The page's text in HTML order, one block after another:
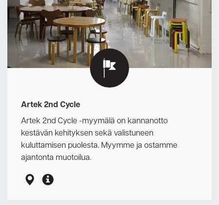
Artek 2nd Cycle
Artek 2nd Cycle -myymälä on kannanotto
kestävän kehityksen sekä valistuneen
kuluttamisen puolesta. Myymme ja ostamme
ajantonta muotoilua.